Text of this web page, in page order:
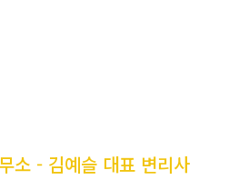
소 - 김예슬 대표 변리사